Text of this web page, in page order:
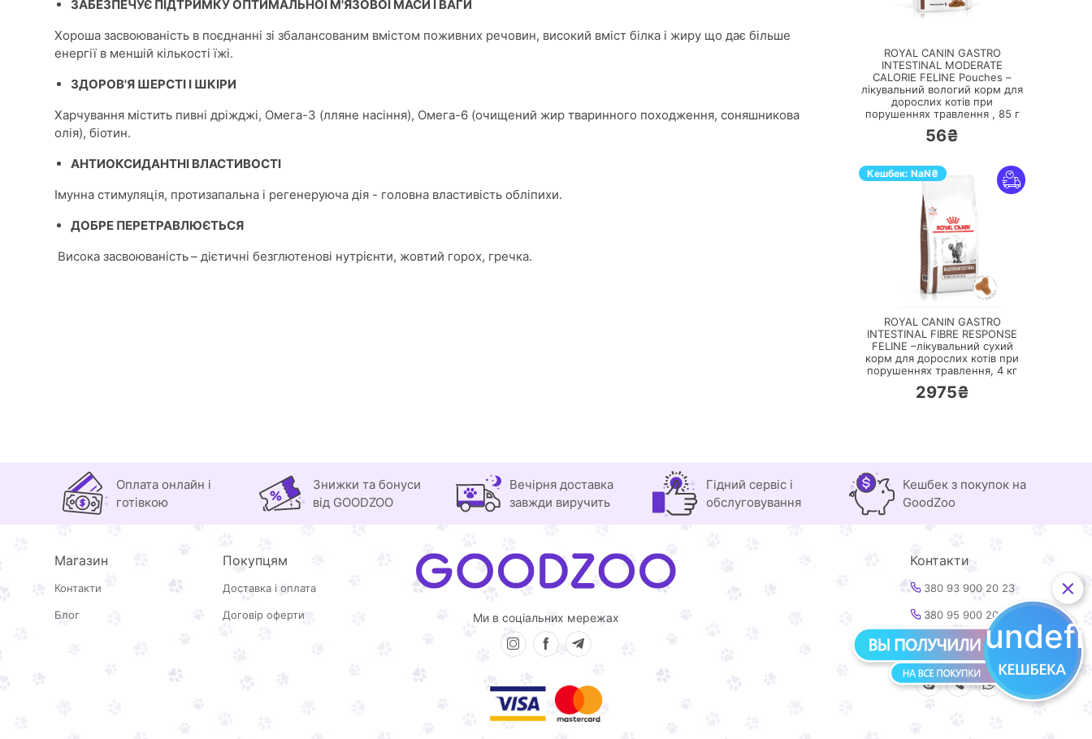
ЗАБЕЗПЕЧУЄ ПІДТРИМКУ ОПТИМАЛЬНОЇ М'ЯЗОВОЇ МАСИ І ВАГИ
Хороша засвоюваність в поєднанні зі збалансованим вмістом поживних речовин, високий вміст білка і жиру що дає більше
енергії в меншій кількості їжі.
ЗДОРОВ'Я ШЕРСТІ І ШКІРИ
Харчування містить пивні дріжджі, Омега-3 (лляне насіння), Омега-6 (очищений жир тваринного походження, соняшникова
олія), біотин.
АНТИОКСИДАНТНІ ВЛАСТИВОСТІ
Імунна стимуляція, протизапальна і регенеруюча дія - головна властивість обліпихи.
ДОБРЕ ПЕРЕТРАВЛЮЄТЬСЯ
Висока засвоюваність– дієтичні безглютенові нутрієнти, жовтий горох, гречка.
ПЕРЕЙТИ
ROYAL CANIN GASTRO
INTESTINAL MODERATE
CALORIE FELINE Pouches –
лікувальний вологий корм для
дорослих котів при
порушеннях травлення , 85 г
56₴
Кешбек: NaN₴
ПЕРЕЙТИ
ROYAL CANIN GASTRO
INTESTINAL FIBRE RESPONSE
FELINE –лікувальний сухий
корм для дорослих котів при
порушеннях травлення, 4 кг
2975₴
Оплата онлайн і
готівкою
Знижки та бонуси
від GOODZOO
Вечірня доставка
завжди виручить
Гідний сервіс і
обслуговування
Кешбек з покупок на
GoodZoo
Магазин
Контакти
Блог
Покупцям
Доставка і оплата
Договір оферти Ми в соціальних мережах
Контакти
380 93 900 20 23
380 95 900 20 23
info@goodzoo.com.ua